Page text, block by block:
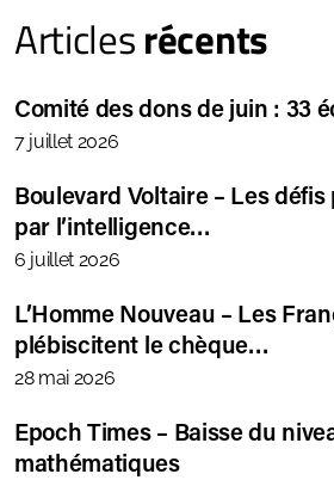
Articlesrécents
Comité des dons de juin : 33
7 juillet 2026
Boulevard Voltaire – Les défis
par l’intelligence…
6 juillet 2026
L’Homme Nouveau – Les
plébiscitent le chèque…
28 mai 2026
Epoch Times – Baisse du
mathématiques